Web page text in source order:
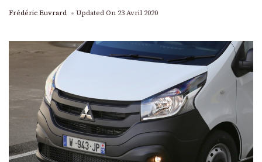
Frédéric Euvrard Updated On 23 Avril 2020